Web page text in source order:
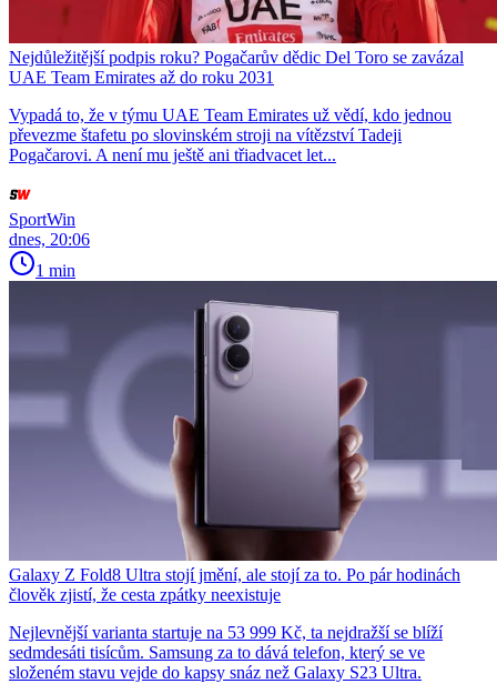
Nejdůležitější podpis roku? Pogačarův dědic Del Toro se zavázal
UAE Team Emirates až do roku 2031
Vypadá to, že v týmu UAE Team Emirates už vědí, kdo jednou
převezme štafetu po slovinském stroji na vítězství Tadeji
Pogačarovi. A není mu ještě ani třiadvacet let...
SportWin
dnes, 20:06
1 min
Galaxy Z Fold8 Ultra stojí jmění, ale stojí za to. Po pár hodinách
člověk zjistí, že cesta zpátky neexistuje
Nejlevnější varianta startuje na 53 999 Kč, ta nejdražší se blíží
sedmdesáti tisícům. Samsung za to dává telefon, který se ve
složeném stavu vejde do kapsy snáz než Galaxy S23 Ultra.